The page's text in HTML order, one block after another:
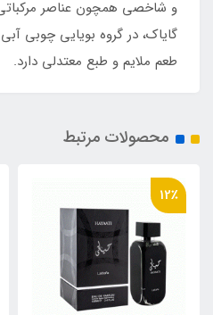
و شاخصی همچون عناصر
گایاک، در گروه بویایی چوبی
طعم ملایم و طبع معتدلی دارد.
محصولات مرتبط